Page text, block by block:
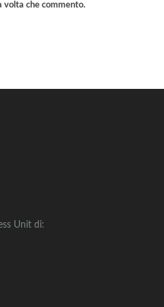
volta che commento.
Unit di: